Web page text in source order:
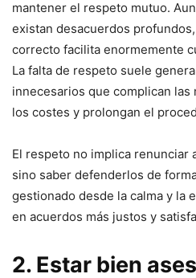
mantener el respeto mutuo.
existan desacuerdos
correcto facilita enormemente
La falta de respeto suele
innecesarios que complican
los costes y prolongan el
El respeto no implica renunciar
sino saber defenderlos de
gestionado desde la calma y la
en acuerdos más justos y
2. Estar bien